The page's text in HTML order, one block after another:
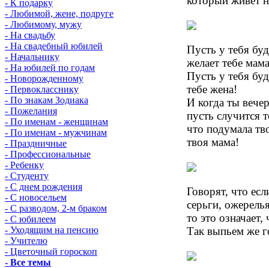
- К подарку
- Любимой, жене, подруге
- Любимому, мужу
- На свадьбу
- На свадебный юбилей
- Начальнику
- На юбилей по годам
- Новорожденному
- Первокласснику
- По знакам Зодиака
- Пожелания
- По именам - женщинам
- По именам - мужчинам
- Праздничные
- Профессиональные
- Ребенку
- Студенту
- С днем рождения
- С новосельем
- С разводом, 2-м браком
- С юбилеем
- Уходящим на пенсию
- Учителю
- Цветочный гороскоп
- Все темы
Пусть у тебя
желает тебе
Пусть у тебя
тебе жена!
И когда ты
пусть случится
что подумала
твоя мама!
Говорят, что
серьги,
то это
Так выпьем же